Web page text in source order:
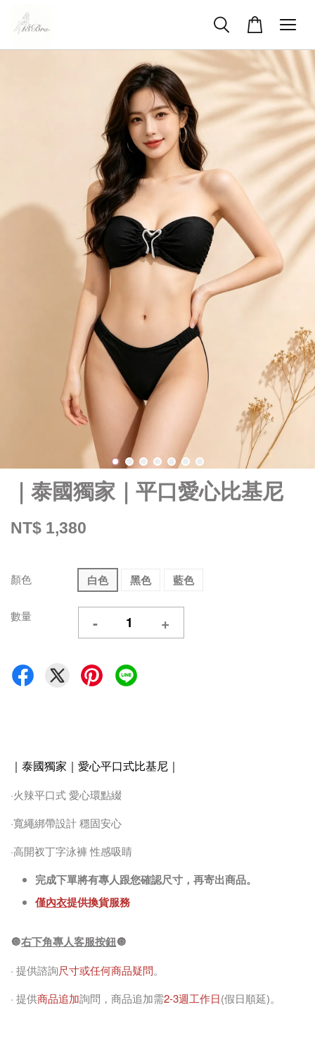
｜泰國獨家｜平口愛心比基尼​
NT$ 1,380
顏色 白色 黑色 藍色
數量 - +
｜泰國獨家｜愛心平口式比基尼 ｜
·火辣平口式 愛心環點綴
·寬繩綁帶設計 穩固安心
·高開衩丁字泳褲 性感吸睛
完成下單將有專人跟您確認尺寸，再寄出商品。
僅內衣提供換貨服務
🔘右下角專人客服按鈕🔘
· 提供諮詢尺寸或任何商品疑問。
· 提供商品追加詢問，商品追加需2-3週工作日(假日順延)。